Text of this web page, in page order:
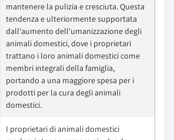
mantenere la pulizia e cresciuta. Questa
tendenza e ulteriormente supportata
dall'aumento dell'umanizzazione degli
animali domestici, dove i proprietari
trattano i loro animali domestici come
membri integrali della famiglia,
portando a una maggiore spesa per i
prodotti per la cura degli animali
domestici.
I proprietari di animali domestici